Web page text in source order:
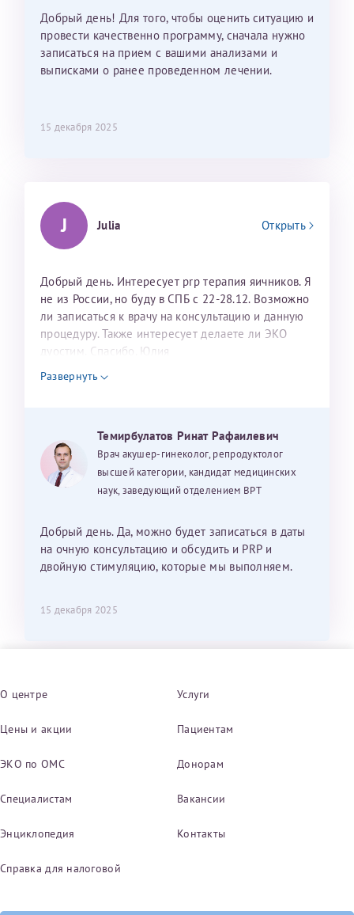
Добрый день! Для того, чтобы оценить ситуацию и
провести качественно программу, сначала нужно
записаться на прием с вашими анализами и
выписками о ранее проведенном лечении.
15 декабря 2025
J Julia Открыть
Добрый день. Интересует prp терапия яичников. Я
не из России, но буду в СПБ с 22-28.12. Возможно
ли записаться к врачу на консультацию и данную
процедуру. Также интересует делаете ли ЭКО
дуостим. Спасибо. Юлия
Развернуть
Темирбулатов Ринат Рафаилевич
Врач акушер-гинеколог, репродуктолог
высшей категории, кандидат медицинских
наук, заведующий отделением ВРТ
Добрый день. Да, можно будет записаться в даты
на очную консультацию и обсудить и PRP и
двойную стимуляцию, которые мы выполняем.
15 декабря 2025
О центре Услуги
Цены и акции Пациентам
ЭКО по ОМС Донорам
Специалистам Вакансии
Энциклопедия Контакты
Справка для налоговой